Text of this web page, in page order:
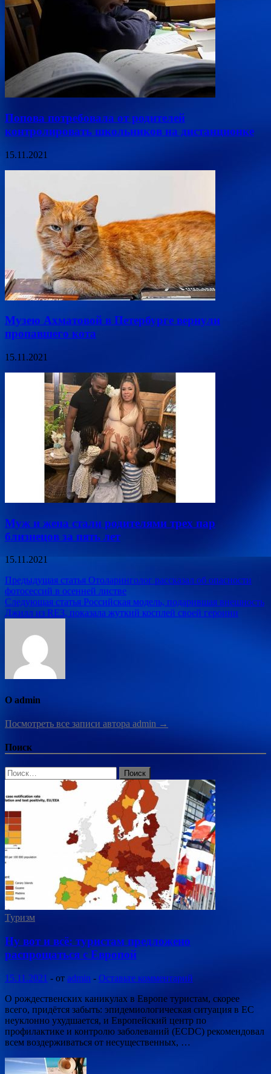
Попова потребовала от родителей
контролировать школьников на дистанционке
15.11.2021
Музею Ахматовой в Петербурге вернули
пропавшего кота
15.11.2021
Муж и жена стали родителями трех пар
близнецов за пять лет
15.11.2021
Навигация
по
записям
Предыдущая статья Отоларинголог рассказал об опасности
фотосессий в осенней листве
Следующая статья Российская модель, подарившая внешность
Джилл из RE3, показала жуткий косплей своей героини
О admin
Посмотреть все записи автора admin →
Поиск
Найти:
Туризм
Ну вот и всё: туристам предложено
распрощаться с Европой
15.11.2021 - от admin - Оставьте комментарий
О рождественских каникулах в Европе туристам, скорее
всего, придётся забыть: эпидемиологическая ситуация в ЕС
неуклонно ухудшается, и Европейский центр по
профилактике и контролю заболеваний (ECDC) рекомендовал
всем воздерживаться от несущественных, …